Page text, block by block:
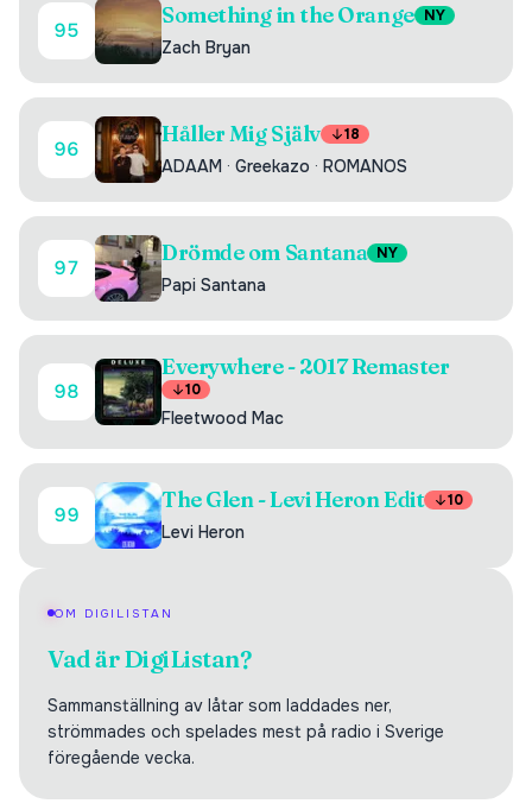
95
Something in the Orange NY
Zach Bryan
96
Håller Mig Själv 18
ADAAM · Greekazo · ROMANOS
97
Drömde om Santana NY
Papi Santana
98
Everywhere - 2017 Remaster
10
Fleetwood Mac
99
The Glen - Levi Heron Edit 10
Levi Heron
OM DIGILISTAN
Vad är DigiListan?
Sammanställning av låtar som laddades ner,
strömmades och spelades mest på radio i Sverige
föregående vecka.